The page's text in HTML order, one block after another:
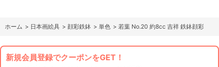
ホーム > 日本画絵具 > 顔彩鉄鉢 > 単色 > 若葉 No.20 約8cc 吉祥 鉄鉢顔彩
新規会員登録でクーポンをGET！